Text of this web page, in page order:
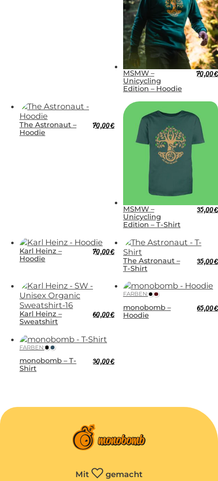
MSMW –
Unicycling
Edition – Hoodie
70,00€
The Astronaut –
Hoodie
70,00€
MSMW –
Unicycling
Edition – T-Shirt
35,00€
Karl Heinz –
Hoodie
70,00€
The Astronaut –
T-Shirt
35,00€
Karl Heinz –
Sweatshirt
60,00€
monobomb –
Hoodie
65,00€
FARBEN:
monobomb – T-
Shirt
30,00€
FARBEN:
Mit
gemacht